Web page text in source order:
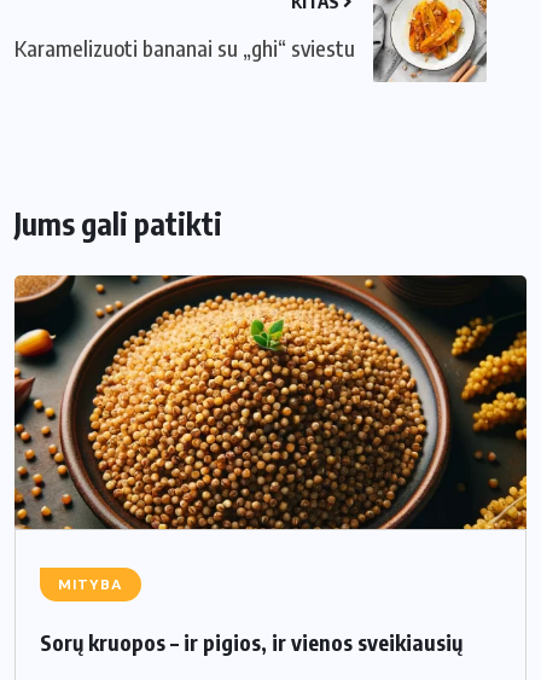
Karamelizuoti bananai su „ghi“ sviestu
Jums gali patikti
MITYBA
Sorų kruopos – ir pigios, ir vienos sveikiausių